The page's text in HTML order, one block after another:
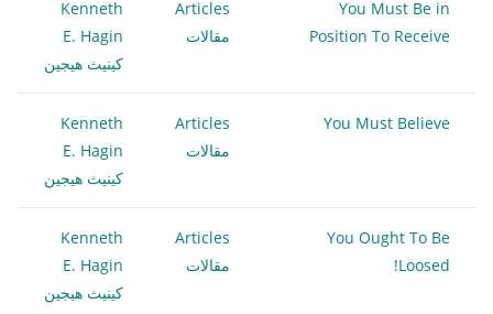
You Must Be in
Position To Receive
Articles
مقالات
Kenneth
E. Hagin
كينيث هيجين
You Must Believe
Articles
مقالات
Kenneth
E. Hagin
كينيث هيجين
You Ought To Be
Loosed!
Articles
مقالات
Kenneth
E. Hagin
كينيث هيجين